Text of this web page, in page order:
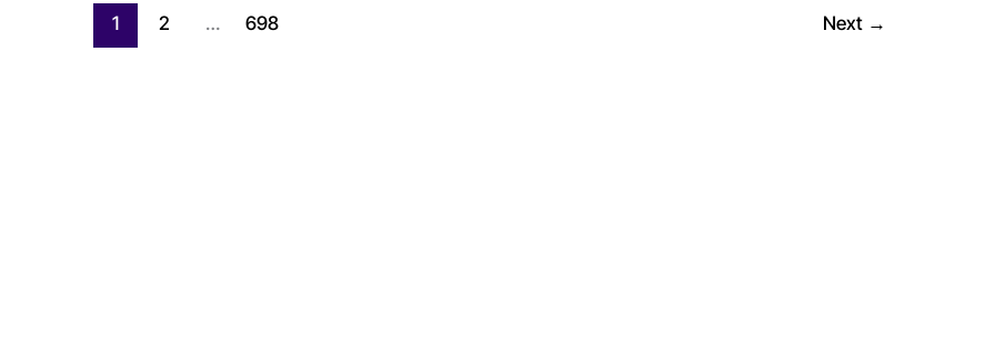
1 2 … 698 Next →